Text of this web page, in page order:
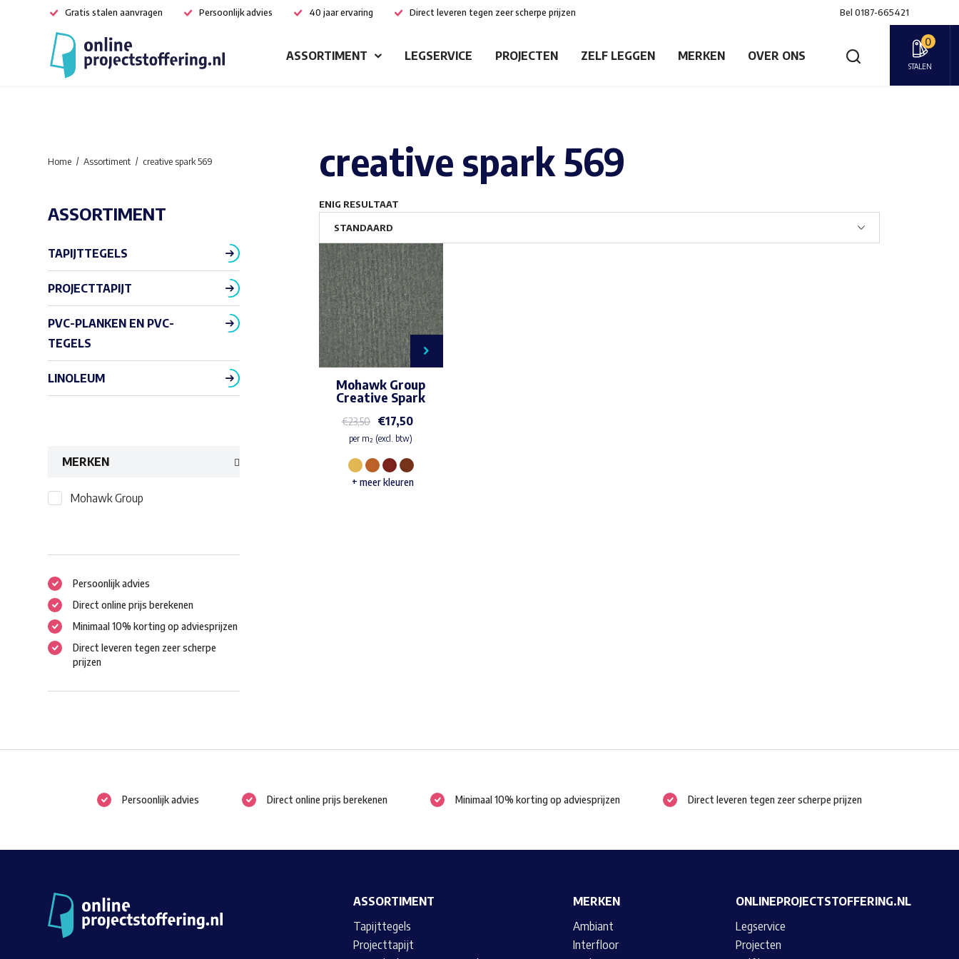
Gratis stalen aanvragen Persoonlijk advies 40 jaar ervaring Direct leveren tegen zeer scherpe prijzen Bel 0187-665421
ASSORTIMENT LEGSERVICE PROJECTEN ZELF LEGGEN MERKEN OVER ONS
0
STALEN
creative spark 569
ENIG RESULTAAT
Mohawk Group
Creative Spark
€23,50 €17,50
per m² (excl. btw)
Dit
+ meer kleuren
Home Assortiment creative spark 569
ASSORTIMENT
TAPIJTTEGELS
PROJECTTAPIJT
PVC-PLANKEN EN PVC-
TEGELS
LINOLEUM
MERKEN
Mohawk Group
Persoonlijk advies
Direct online prijs berekenen
Minimaal 10% korting op adviesprijzen
Direct leveren tegen zeer scherpe
prijzen
Persoonlijk advies Direct online prijs berekenen Minimaal 10% korting op adviesprijzen Direct leveren tegen zeer scherpe prijzen
ASSORTIMENT
Tapijttegels
Projecttapijt
MERKEN
Ambiant
Interfloor
ONLINEPROJECTSTOFFERING.NL
Legservice
Projecten